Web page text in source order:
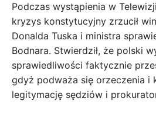
Podczas wystąpienia w
kryzys konstytucyjny zrzucił
Donalda Tuska i ministra
Bodnara. Stwierdził, że polski
sprawiedliwości faktycznie
gdyż podważa się orzeczenia i
legitymację sędziów i